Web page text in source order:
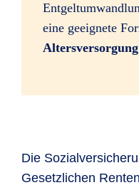
eine geeignete
Altersversorgung
Die
Gesetzlichen